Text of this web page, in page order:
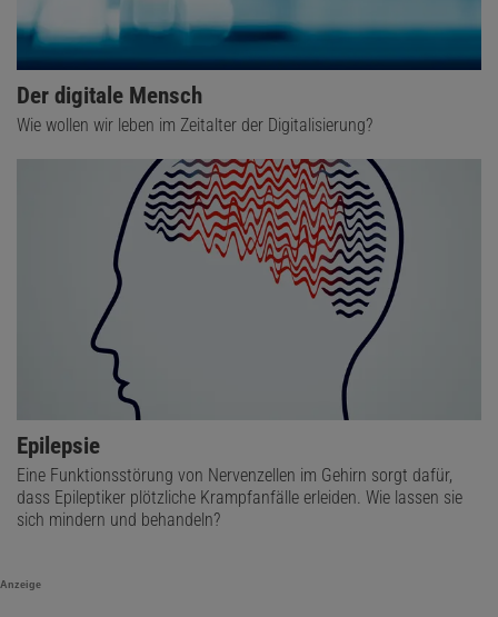
Der digitale Mensch
Wie wollen wir leben im Zeitalter der Digitalisierung?
Epilepsie
Eine Funktionsstörung von Nervenzellen im Gehirn sorgt dafür,
dass Epileptiker plötzliche Krampfanfälle erleiden. Wie lassen sie
sich mindern und behandeln?
Anzeige